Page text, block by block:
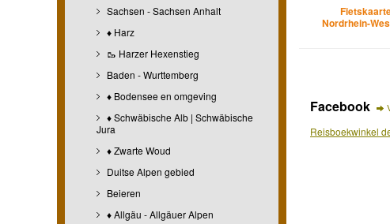
Sachsen - Sachsen Anhalt
♦ Harz
🥾 Harzer Hexenstieg
Baden - Wurttemberg
♦ Bodensee en omgeving
♦ Schwäbische Alb | Schwäbische
Jura
♦ Zwarte Woud
Duitse Alpen gebied
Beieren
♦ Allgäu - Allgäuer Alpen
Nordrhein-
Facebook
Reisboekwinkel